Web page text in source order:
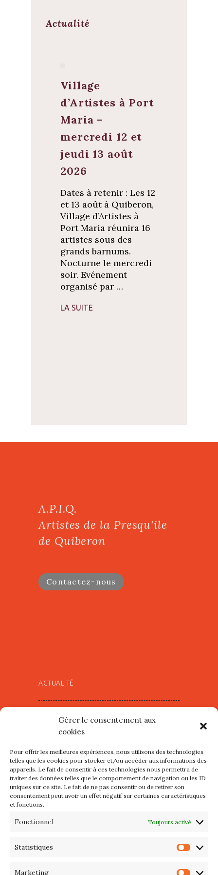
Gérer le consentement aux
cookies
Pour offrir les meilleures expériences, nous utilisons des technologies
telles que les cookies pour stocker et/ou accéder aux informations des
appareils. Le fait de consentir à ces technologies nous permettra de
traiter des données telles que le comportement de navigation ou les ID
uniques sur ce site. Le fait de ne pas consentir ou de retirer son
consentement peut avoir un effet négatif sur certaines caractéristiques
et fonctions.
Fonctionnel Toujours activé
Statistiques
Marketing
Actualité
Village
d’Artistes à Port
Maria –
mercredi 12 et
jeudi 13 août
2026
Dates à retenir : Les 12
et 13 août à Quiberon,
Village d’Artistes à
Port Maria réunira 16
artistes sous des
grands barnums.
Nocturne le mercredi
soir. Evénement
organisé par …
LA SUITE
A.P.I.Q.
Artistes de la Presqu'ile
de Quiberon
Contactez-nous
ACTUALITÉ
mercredi 12 et jeudi 13 août
2026
Les petits formats du Port
d’Orange : Mercredi 22 juillet de
10h à 20h
2026 – Maison du Phare de